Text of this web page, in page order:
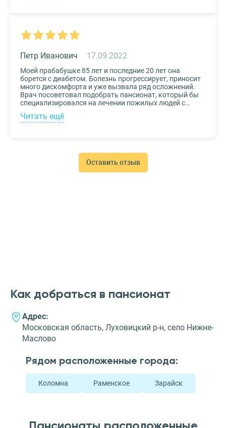
17.09.2022
Петр Иванович
Моей прабабушке 85 лет и последние 20 лет она
борется с диабетом. Болезнь прогрессирует, приносит
много дискомфорта и уже вызвала ряд осложнений.
Врач посоветовал подобрать пансионат, который бы
специализировался на лечении пожилых людей с
диабетом. К выбору заведения подошли со всей
серьезностью, важно было, чтобы за прабабушкой
окружили заботой. Таким заведением оказался
пансионат для пожилых Опека. Находится в Москве, в
соседнем районе, поэтому проведывать дорогого нам
Читать ещё
Оставить отзыв
Как добраться в пансионат
Адрес:
Московская область, Луховицкий р-н, село Нижне-
Маслово
Рядом расположенные города:
Коломна Раменское Зарайск